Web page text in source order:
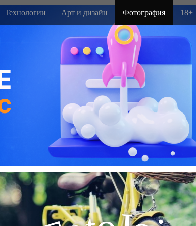
Технологии Арт и дизайн Фотография 18+